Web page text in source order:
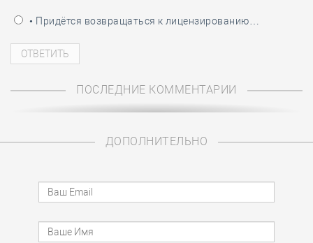
• Придётся возвращаться к лицензированию…
ПОСЛЕДНИЕ КОММЕНТАРИИ
ДОПОЛНИТЕЛЬНО